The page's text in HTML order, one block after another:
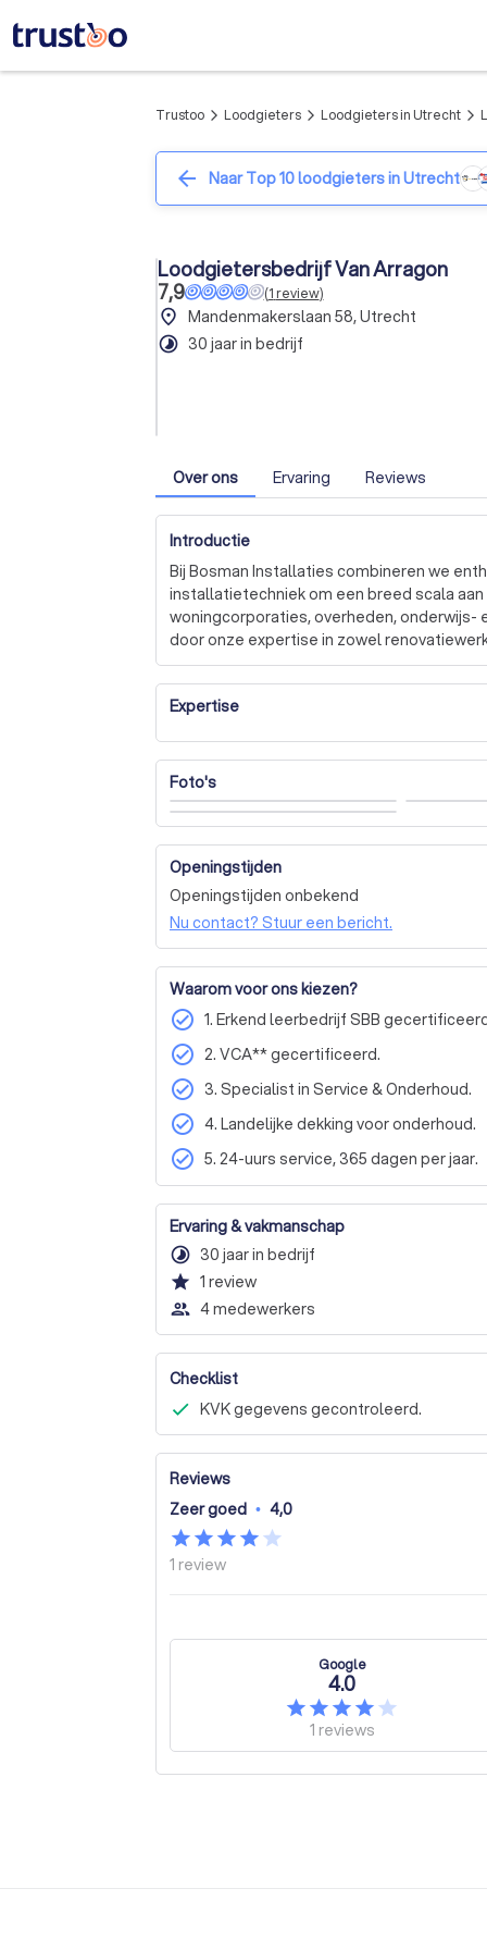
Trustoo arrow_forward_ios Loodgieters arrow_forward_ios Loodgieters in Utrecht arrow_forward_ios
arrow_back Naar Top 10 loodgieters in Utrecht
Loodgietersbedrijf Van Arragon
7,9
(1review)
place Mandenmakerslaan 58, Utrecht
timelapse 30 jaar in bedrijf
Over ons Ervaring Reviews
Introductie
Bij Bosman Installaties combineren we
installatietechniek om een breed scala
woningcorporaties, overheden, onderwijs-
door onze expertise in zowel
toiletverbouwingen, als in dagelijks en
dakbedekking, zinkwerk, sanitair en gas-,
richten op de provincie Utrecht.
Als een erkend leerbedrijf en VCA**
eisen in de sector. We zijn trots op onze
de beste oplossingen te bieden. Ons
ondersteunen bij al uw
efficiëntie.
Bent u benieuwd naar wat wij voor u
een vrijblijvende offerte. Wij informeren u
samen te werken aan uw projecten!
Expertise
Foto's
Openingstijden
Openingstijden onbekend
Nu contact? Stuur een bericht.
Waarom voor ons kiezen?
check_circle 1. Erkend leerbedrijf SBB
check_circle 2. VCA** gecertificeerd.
check_circle 3. Specialist in Service & Onderhoud.
check_circle 4. Landelijke dekking voor onderhoud.
check_circle 5. 24-uurs service, 365 dagen per jaar.
Ervaring & vakmanschap
timelapse 30 jaar in bedrijf
star 1 review
people_outline 4 medewerkers
Checklist
KVK gegevens gecontroleerd.
Reviews
Zeer goed • 4,0
1 review
Google
4.0
1 reviews